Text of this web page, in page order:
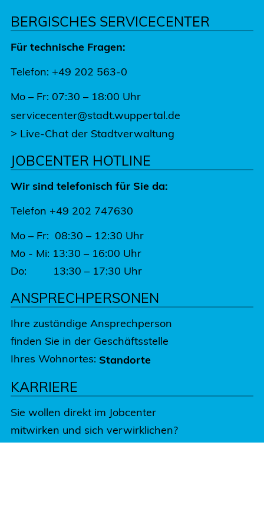
BERGISCHES SERVICECENTER
Für technische Fragen:
Telefon: +49 202 563-0
Mo – Fr: 07:30 – 18:00 Uhr
servicecenter@stadt.wuppertal.de
> Live-Chat der Stadtverwaltung
JOBCENTER HOTLINE
Wir sind telefonisch für Sie da:
Telefon +49 202 747630
Mo – Fr: 08:30 – 12:30 Uhr
Mo - Mi: 13:30 – 16:00 Uhr
Do: 13:30 – 17:30 Uhr
ANSPRECHPERSONEN
Ihre zuständige Ansprechperson
finden Sie in der Geschäftsstelle
Ihres Wohnortes: Standorte
KARRIERE
Sie wollen direkt im Jobcenter
mitwirken und sich verwirklichen?